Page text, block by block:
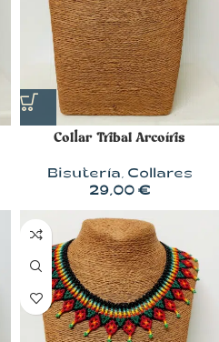
Collar Tribal Arcoíris
Bisutería, Collares
29,00 €